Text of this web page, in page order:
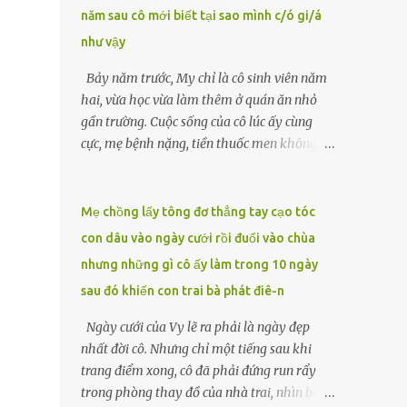
lặng căng thẳng. “Ông Hòa đã ủy quyền cho
tôi xử lý những việc này sau khi ông mất.
Luật sư đặt tay lên tập giấy tờ được buộc gọn
gàng, ánh mắt sắc lẹm lướt qua Nam và
Hạnh. LUẬT SƯ Mặc dù ông Hòa không để
lại di chúc công khai nào, nhưng có một văn
năm sau cô mới biết tại sao mình c/ó gi/á
như vậy
Bảy năm trước, My chỉ là cô sinh viên năm
hai, vừa học vừa làm thêm ở quán ăn nhỏ
gần trường. Cuộc sống của cô lúc ấy cùng
cực, mẹ bệnh nặng, tiền thuốc men không
bát, người quản lý gọi My ra. Có vị khách
muốn gặp. Đó là người đàn ông trung niên
mắt chất chứa mệt mỏi. Sau vài câu hỏi
ngắn gọn về hoàn cảnh, ông đẩy chiếc
phong bì dày cộm về phía cô. “Tôi muốn em
ở cùng tôi đêm nay. Một tỷ, đủ để cứu mẹ
em.”My run rẩy. Cô chưa từng nghĩ sẽ phải
đánh đổi bản thân, nhưng cũng không thể
Mẹ chồng lấy tông đơ thẳng tay cạo tóc
con dâu vào ngày cưới rồi đuổi vào chùa
nhưng những gì cô ấy làm trong 10 ngày
sau đó khiến con trai bà phát điê-n
Ngày cưới của Vy lẽ ra phải là ngày đẹp
nhất đời cô. Nhưng chỉ một tiếng sau khi
trang điểm xong, cô đã phải đứng run rẩy
trong phòng thay đồ của nhà trai, nhìn bà